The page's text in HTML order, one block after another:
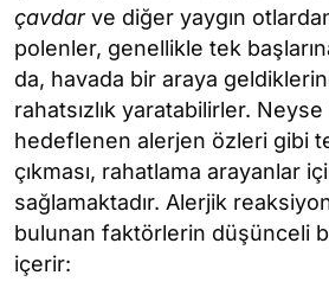
çavdarve diğer yaygın
polenler, genellikle tek
da, havada bir araya
rahatsızlık yaratabilirler. Neyse
hedeflenen alerjen özleri gibi
çıkması, rahatlama arayanlar
sağlamaktadır. Alerjik
bulunan faktörlerin düşünceli
içerir: